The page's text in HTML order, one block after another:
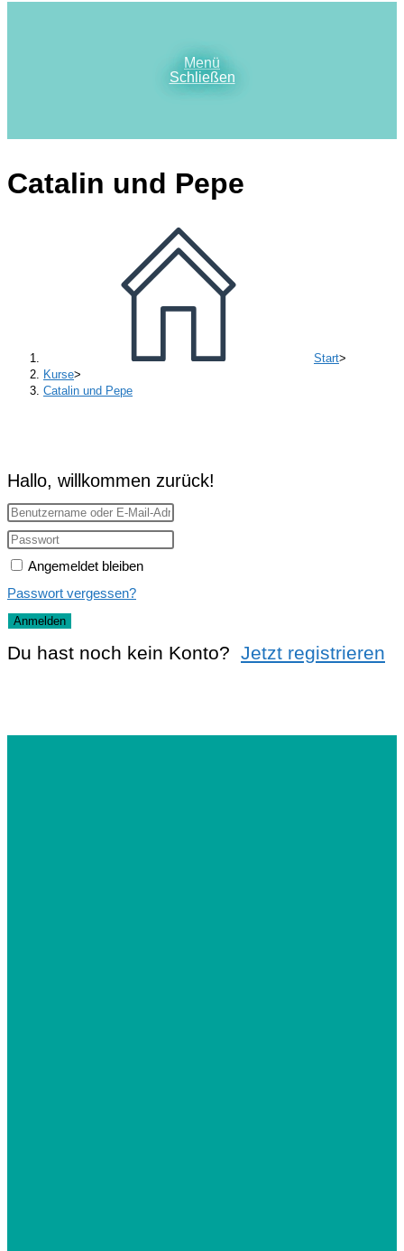
Menü
Schließen
Catalin und Pepe
Start>
Kurse>
Catalin und Pepe
Hallo, willkommen zurück!
Angemeldet bleiben
Passwort vergessen?
Anmelden
Du hast noch kein Konto? Jetzt registrieren